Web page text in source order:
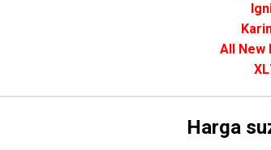
All New
Harga